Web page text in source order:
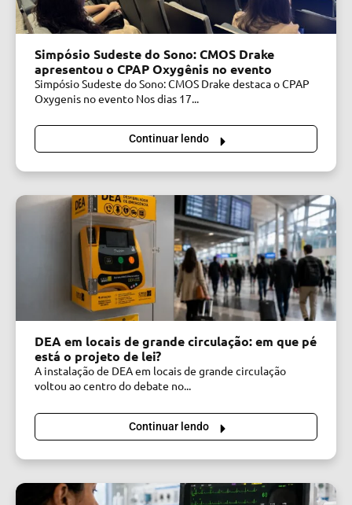
Simpósio Sudeste do Sono: CMOS Drake
apresentou o CPAP Oxygênis no evento
Simpósio Sudeste do Sono: CMOS Drake destaca o CPAP
Oxygenis no evento Nos dias 17...
Continuar lendo
DEA em locais de grande circulação: em que pé
está o projeto de lei?
A instalação de DEA em locais de grande circulação
voltou ao centro do debate no...
Continuar lendo